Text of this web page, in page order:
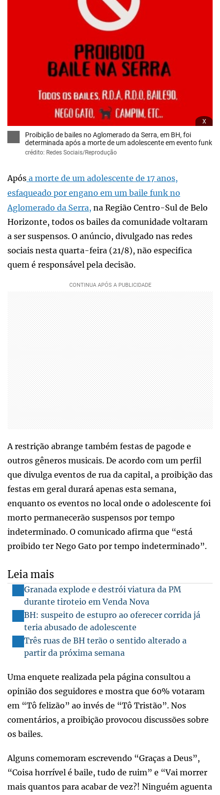
x
Proibição de bailes no Aglomerado da Serra, em BH, foi
determinada após a morte de um adolescente em evento funk
crédito: Redes Sociais/Reprodução
Após a morte de um adolescente de 17 anos,
esfaqueado por engano em um baile funk no
Aglomerado da Serra, na Região Centro-Sul de Belo
Horizonte, todos os bailes da comunidade voltaram
a ser suspensos. O anúncio, divulgado nas redes
sociais nesta quarta-feira (21/8), não especifica
quem é responsável pela decisão.
A restrição abrange também festas de pagode e
outros gêneros musicais. De acordo com um perfil
que divulga eventos de rua da capital, a proibição das
festas em geral durará apenas esta semana,
enquanto os eventos no local onde o adolescente foi
morto permanecerão suspensos por tempo
indeterminado. O comunicado afirma que “está
proibido ter Nego Gato por tempo indeterminado”.
Leia mais
Granada explode e destrói viatura da PM
durante tiroteio em Venda Nova
BH: suspeito de estupro ao oferecer corrida já
teria abusado de adolescente
Três ruas de BH terão o sentido alterado a
partir da próxima semana
Uma enquete realizada pela página consultou a
opinião dos seguidores e mostra que 60% votaram
em “Tô felizão” ao invés de “Tô Tristão”. Nos
comentários, a proibição provocou discussões sobre
os bailes.
Alguns comemoram escrevendo “Graças a Deus”,
“Coisa horrível é baile, tudo de ruim” e “Vai morrer
mais quantos para acabar de vez?! Ninguém aguenta